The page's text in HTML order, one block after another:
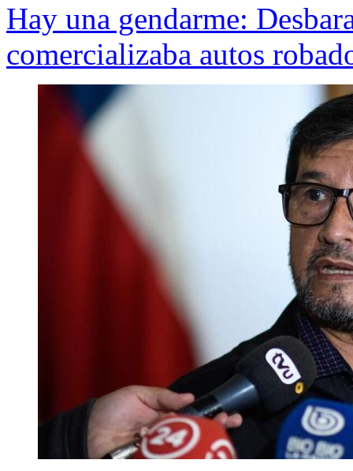
Hay una gendarme:
comercializaba autos